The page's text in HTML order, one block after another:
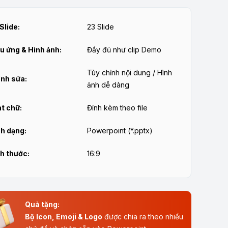
23 Slide
ứng & Hình ảnh: Đầy đủ như clip Demo
sửa:
Tùy chỉnh nội dung / Hình
ảnh dễ dàng
chữ: Đính kèm theo file
dạng: Powerpoint (*.pptx)
thước: 16:9
Quà tặng:
Bộ Icon, Emoji & Logo được chia ra theo nhiều